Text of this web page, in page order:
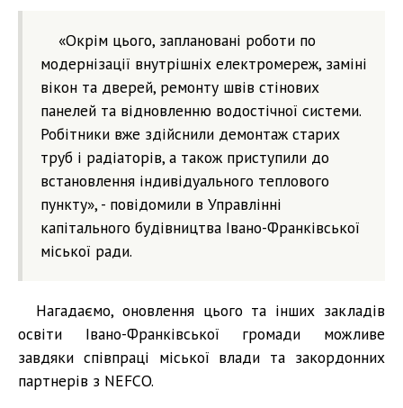
«Окрім цього, заплановані роботи по
модернізації внутрішніх електромереж, заміні
вікон та дверей, ремонту швів стінових
панелей та відновленню водостічної системи.
Робітники вже здійснили демонтаж старих
труб і радіаторів, а також приступили до
встановлення індивідуального теплового
пункту», - повідомили в Управлінні
капітального будівництва Івано-Франківської
міської ради.
Нагадаємо, оновлення цього та інших закладів
освіти Івано-Франківської громади можливе
завдяки співпраці міської влади та закордонних
партнерів з NEFCO.